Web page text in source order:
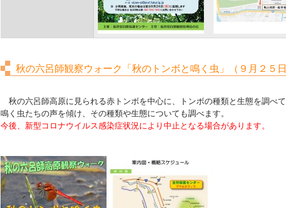
秋の六呂師観察ウォーク「秋のトンボと鳴く虫」（９月２５日
秋の六呂師高原に見られる赤トンボを中心に、トンボの種類と生態を調べ
鳴く虫たちの声を傾け、その種類や生態についても調べます。
今後、新型コロナウイルス感染症状況により中止となる場合があります。